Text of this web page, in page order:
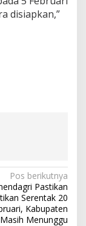
disiapkan,”
Pos berikutnya
Pastikan
Serentak 20
Kabupaten
Menunggu